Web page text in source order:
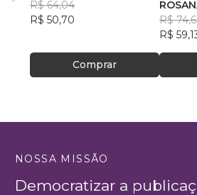
R$ 64,04
R$ 50,70
Comprar
R$
R$
NOSSA MISSÃO
Democratizar a